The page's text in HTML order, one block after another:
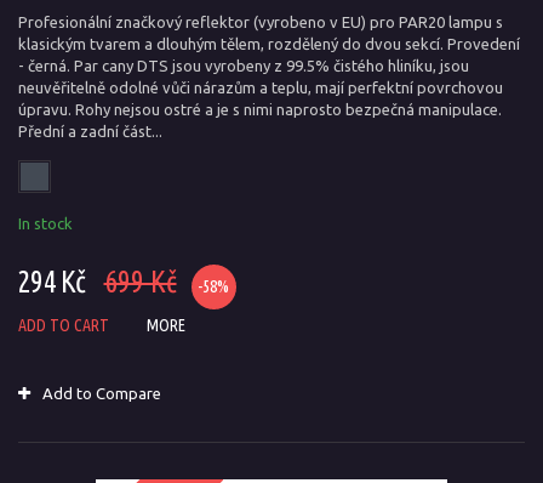
Profesionální značkový reflektor (vyrobeno v EU) pro PAR20 lampu s
klasickým tvarem a dlouhým tělem, rozdělený do dvou sekcí. Provedení
- černá. Par cany DTS jsou vyrobeny z 99.5% čistého hliníku, jsou
neuvěřitelně odolné vůči nárazům a teplu, mají perfektní povrchovou
úpravu. Rohy nejsou ostré a je s nimi naprosto bezpečná manipulace.
Přední a zadní část...
In stock
294 Kč 699 Kč -58%
ADD TO CART MORE
Add to Compare